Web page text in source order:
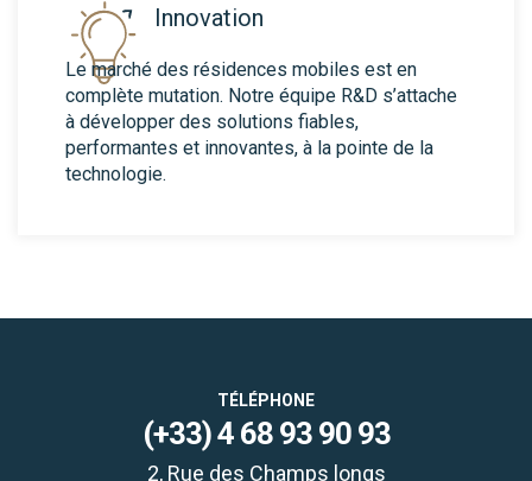
Innovation
Le marché des résidences mobiles est en
complète mutation. Notre équipe R&D s’attache
à développer des solutions fiables,
performantes et innovantes, à la pointe de la
technologie.
TÉLÉPHONE
(+33) 4 68 93 90 93
2, Rue des Champs longs